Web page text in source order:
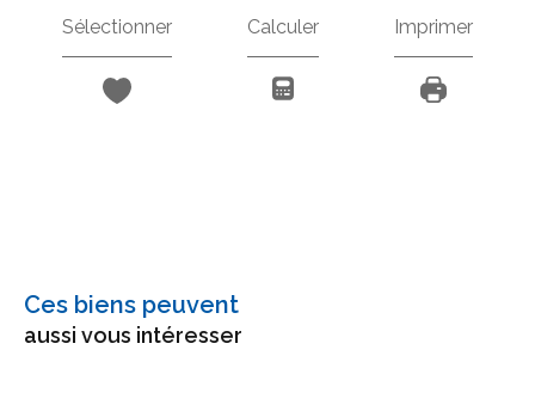
Sélectionner Calculer Imprimer
Ces biens peuvent
aussi vous intéresser